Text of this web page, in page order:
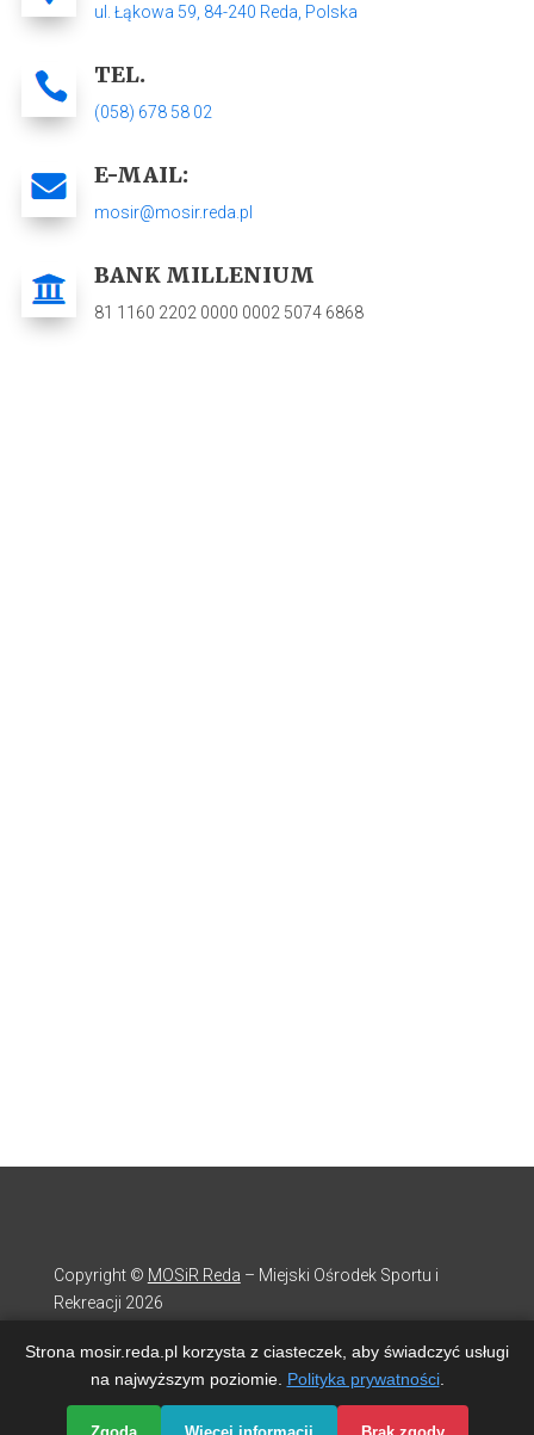
ul. Łąkowa 59, 84-240 Reda , Polska
TEL.
(058) 678 58 02
E-MAIL:
mosir@mosir.reda.pl
BANK MILLENIUM
81 1160 2202 0000 0002 5074 6868
Copyright © MOSiR Reda – Miejski Ośrodek Sportu i
Rekreacji 2026
Opieka, serwis i strona internetowa DIVart.pl
Strona mosir.reda.pl korzysta z ciasteczek, aby świadczyć usługi
na najwyższym poziomie. Polityka prywatności.
Zgoda Więcej informacji Brak zgody